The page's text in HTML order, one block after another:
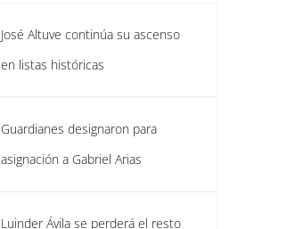
José Altuve continúa su ascenso
en listas históricas
Guardianes designaron para
asignación a Gabriel Arias
Luinder Ávila se perderá el resto